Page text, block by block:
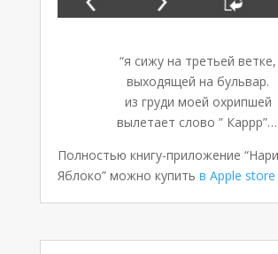
“я сижу на третьей ветке,
выходящей на бульвар.
из груди моей охрипшей
вылетает слово ” Каррр”….
Полностью книгу-приложение
Яблоко” можно купить в Apple store